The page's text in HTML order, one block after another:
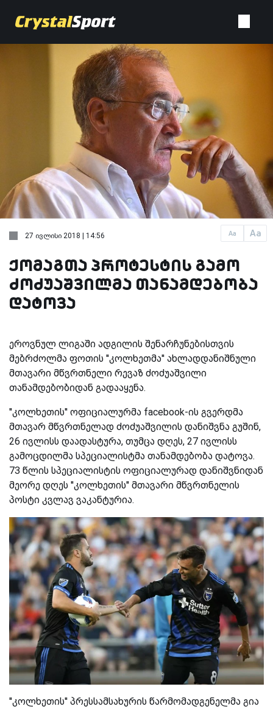
Aa Aa
27 ივლისი 2018 | 14:56
ქომაგთა პროტესტის გამო
ძოძუაშვილმა თანამდებობა
დატოვა
ეროვნულ ლიგაში ადგილის შენარჩუნებისთვის
მებრძოლმა ფოთის ''კოლხეთმა'' ახლადდანიშნული
მთავარი მწვრთნელი რევაზ ძოძუაშვილი
თანამდებობიდან გადააყენა.
''კოლხეთის'' ოფიციალურმა facebook-ის გვერდმა
მთავარ მწვრთნელად ძოძუაშვილის დანიშვნა გუშინ,
26 ივლისს დაადასტურა, თუმცა დღეს, 27 ივლისს
გამოცდილმა სპეციალისტმა თანამდებობა დატოვა.
73 წლის სპეციალისტის ოფიციალურად დანიშვნიდან
მეორე დღეს ''კოლხეთის'' მთავარი მწვრთნელის
პოსტი კვლავ ვაკანტურია.
''კოლხეთის'' პრესსამსახურის წარმომადგენელმა გია